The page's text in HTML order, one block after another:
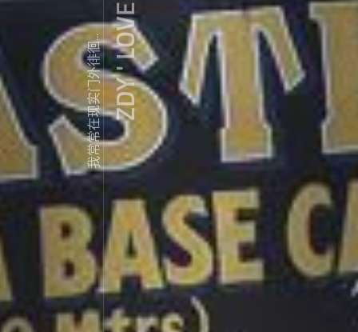
我常常在现实门外徘徊...ZDY ' LOVE